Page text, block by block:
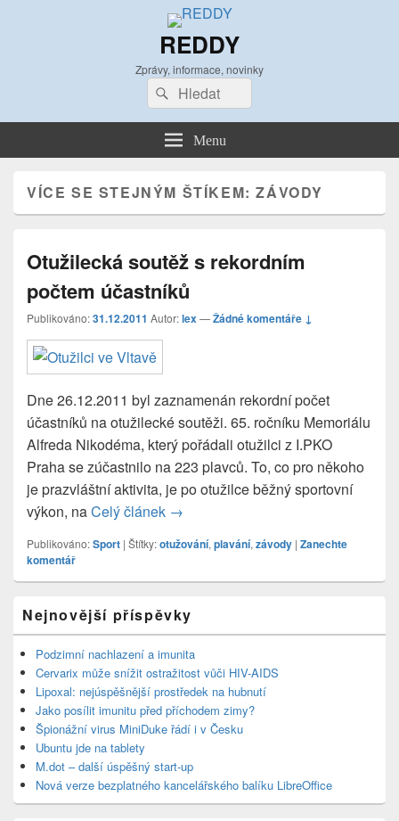
REDDY
Zprávy, informace, novinky
Search
for:
Search
Menu
VÍCE SE STEJNÝM ŠTÍKEM:ZÁVODY
Otužilecká soutěž s rekordním
počtem účastníků
Publikováno:31.12.2011 Autor:lex—Žádné komentáře ↓
Dne 26.12.2011 byl zaznamenán rekordní počet
účastníků na otužilecké soutěži. 65. ročníku Memoriálu
Alfreda Nikodéma, který pořádali otužilci z I.PKO
Praha se zúčastnilo na 223 plavců. To, co pro někoho
je prazvláštní aktivita, je po otužilce běžný sportovní
výkon, naCelý článek Otužilecká soutěž s rekordním
→
Publikováno:Sport | Štítky:otužování, plavání, závody | Zanechte
komentář
Sidebar
Widget
Area
Nejnovější příspěvky
Podzimní nachlazení a imunita
Cervarix může snížit ostražitost vůči HIV-AIDS
Lipoxal: nejúspěšnější prostředek na hubnutí
Jako posílit imunitu před příchodem zimy?
Špionážní virus MiniDuke řádí i v Česku
Ubuntu jde na tablety
M.dot – další úspěšný start-up
Nová verze bezplatného kancelářského balíku LibreOffice